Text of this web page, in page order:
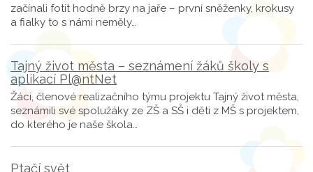
začínali fotit hodně brzy na jaře – první sněženky, krokusy
a fialky to s námi neměly…
Tajný život města – seznámení žáků školy s
aplikací Pl@ntNet
Žáci, členové realizačního týmu projektu Tajný život města,
seznámili své spolužáky ze ZŠ a SŠ i děti z MŠ s projektem,
do kterého je naše škola…
Ptačí svět